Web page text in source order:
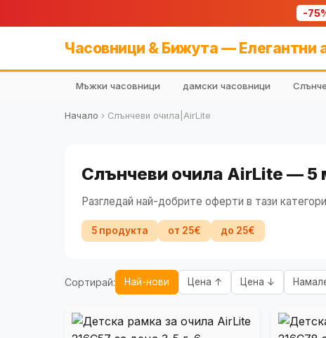
-
Часовници & Бижута — Елегантни
Мъжки часовници дамски часовници
Начало › Слънчеви очила|AirLite
Слънчеви очила AirLite — 5
Разгледай най-добрите оферти в тази
5 продукта от 25€ до 25€
Сортирай: Най-нови Цена ↑ Цена ↓